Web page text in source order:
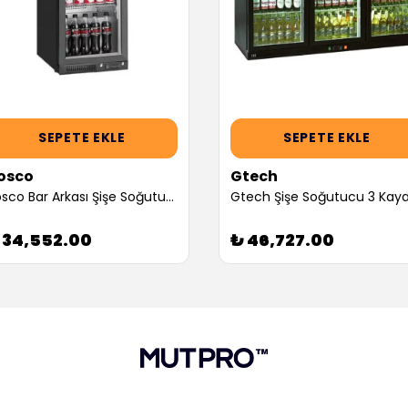
SEPETE EKLE
Vosco Bar Arkası Şişe Soğutucu Tek kapılı VBBC-150S (Servis Garantili)
SEPETE EKLE
Gtech
₺ 46,727.00